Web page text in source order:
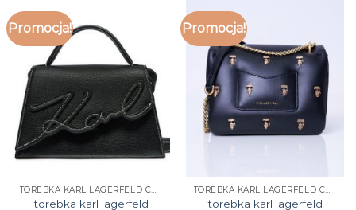
Promocja!
TOREBKA KARL LAGERFELD CZARNA
torebka karl lagerfeld
Promocja!
TOREBKA KARL LAGERFELD CZARNA
torebka karl lagerfeld